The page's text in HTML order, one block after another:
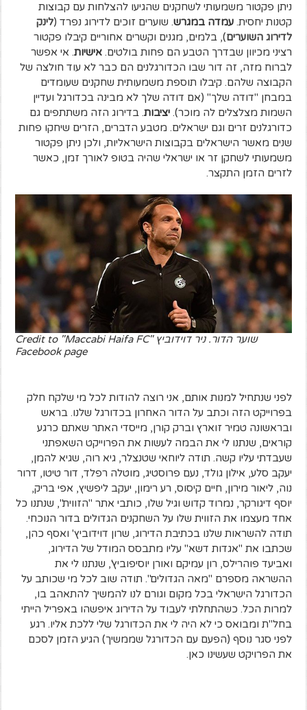
ניתן פקטור משמעותי לשחקנים שהגיעו להצלחות עם קבוצות
קטנות יחסית.עמדה במגרש. שוערים זוכים לדירוג נפרד (לינק
לדירוג השוערים), בלמים, מגנים וקשרים אחוריים קיבלו פקטור
רציני מכיוון שבדרך הטבע הם פחות בולטים.אישיות. אי אפשר
לברוח מזה, זה דור שבו הכדורגלנים הם כבר לא עוד חולצה של
הקבוצה שלהם. קיבלו תוספת משמעותית שחקנים שעומדים
במבחן "דודה שלך" (אם דודה שלך לא מבינה בכדורגל ועדיין
השמות מצלצלים לה מוכר).יציבות. בדירוג הזה משתתפים גם
כדורגלנים זרים וגם ישראלים. מטבע הדברים, הזרים שיחקו פחות
שנים מאשר הישראלים בקבוצות הישראליות, ולכן ניתן פקטור
משמעותי לשחקן זר או ישראלי שהיה בטופ לאורך זמן, כאשר
לזרים הזמן התקצר.
שוער הדור. ניר דוידוביץ Credit to "Maccabi Haifa FC"
Facebook page
לפני שנתחיל למנות אותם, אני רוצה להודות לכל מי שלקח חלק
בפרוייקט הזה וכתב על הדור האחרון בכדורגל שלנו. בראש
ובראשונה טמיר זוארץ וברק קורן, מייסדי האתר שאתם כרגע
קוראים, שנתנו לי את הבמה לעשות את הפרוייקט השאפתני
שעבדתי עליו קשה. תודה ליוחאי שטנצלר, גיא רוה, שגיא להמן,
יעקב סלע, אילון גולד, נעם פרוסטיג, מוטלה רפלד, דור טיטו, דרור
נוה, ליאור מירון, חיים קיסוס, רע רימון, יעקב ליפשיץ, אפי בריק,
יוסף דיגורקר, נמרוד קדוש וגיל שלו, כותבי אתר "הזווית", שנתנו כל
אחד מעצמו את הזווית שלו על השחקנים הגדולים בדור הנוכחי.
תודה להשראות שלנו בכתיבת הדירוג, שרון דוידוביץ' ואסף כהן,
שכתבו את "אגדות דשא" עליו מתבסס המודל של הדירוג,
ואביעד פוהרילס, רון עמיקם ואורן יוסיפוביץ', שנתנו לי את
ההשראה מספרם "מאה הגדולים". תודה שוב לכל מי שכותב על
הכדורגל הישראלי בכל מקום וגורם לנו להמשיך להתאהב בו,
למרות הכל. כשהתחלתי לעבוד על הדירוג איפשהו באפריל הייתי
בחל"ת ומבואס כי לא היה לי את הכדורגל שלי ללכת אליו. רגע
לפני סגר נוסף (הפעם עם הכדורגל שממשיך) הגיע הזמן לסכם
את הפרויקט שעשינו כאן.